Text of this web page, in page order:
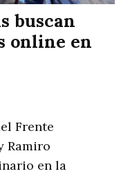
buscan
online en
Frente
Ramiro
en la